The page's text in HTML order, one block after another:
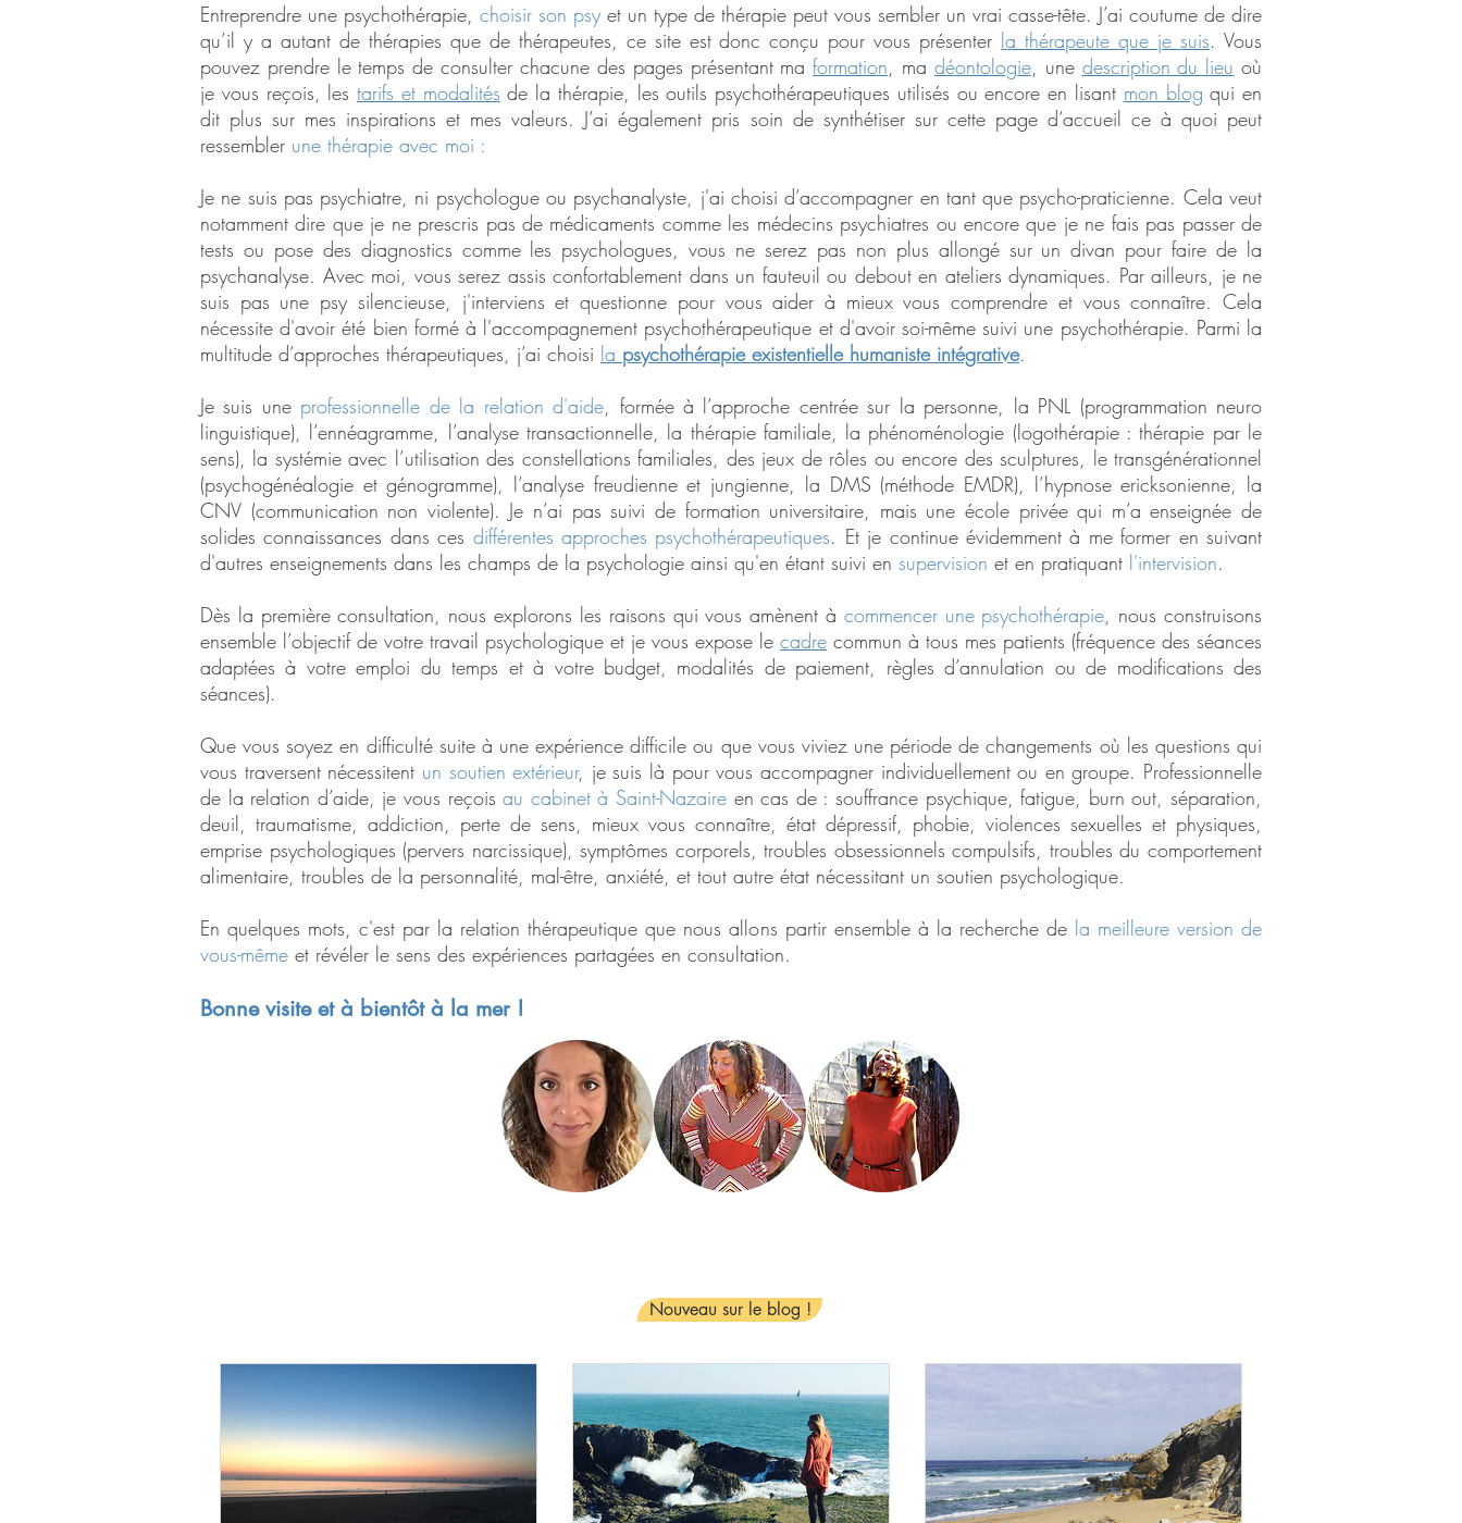
Entreprendre une psychothérapie, choisir son psy et un type de thérapie peut vous sembler un vrai casse-tête. J’ai coutume de dire
qu’il y a autant de thérapies que de thérapeutes, ce site est donc conçu pour vous présenter la thérapeute que je suis. Vous
pouvez prendre le temps de consulter chacune des pages présentant maformation, ma déontologie, une description du lieu où
je vous reçois, lestarifs et modalités de la thérapie, les outils psychothérapeutiques utilisés ou encore en lisant mon blog qui en
dit plus sur mes inspirations et mes valeurs. J’ai également pris soin de synthétiser sur cette page d’accueil ce à quoi peut
ressembler une thérapie avec moi :
Je ne suis pas psychiatre, ni psychologue ou psychanalyste, j'ai choisi d’accompagner en tant que psycho-praticienne. Cela veut
notamment dire que je ne prescris pas de médicaments comme les médecins psychiatres ou encore que je ne fais pas passer de
tests ou pose des diagnostics comme les psychologues, vous ne serez pas non plus allongé sur un divan pour faire de la
psychanalyse. Avec moi, vous serez assis confortablement dans un fauteuil ou debout en ateliers dynamiques. Par ailleurs, je ne
suis pas une psy silencieuse, j'interviens et questionne pour vous aider à mieux vous comprendre et vous connaître. Cela
nécessite d'avoir été bien formé à l'accompagnement psychothérapeutique et d'avoir soi-même suivi une psychothérapie. Parmi la
multitude d’approches thérapeutiques, j’ai choisi la psychothérapie existentielle humaniste intégrative.
Je suis une professionnelle de la relation d'aide, formée à l’approche centrée sur la personne, la PNL (programmation neuro
linguistique), l’ennéagramme, l’analyse transactionnelle, la thérapie familiale, la phénoménologie (logothérapie : thérapie par le
sens), la systémie avec l’utilisation des constellations familiales, des jeux de rôles ou encore des sculptures, le transgénérationnel
(psychogénéalogie et génogramme), l’analyse freudienne et jungienne, la DMS (méthode EMDR), l’hypnose ericksonienne, la
CNV (communication non violente). Je n’ai pas suivi de formation universitaire, mais une école privée qui m’a enseignée de
solides connaissances dans ces différentes approches psychothérapeutiques. Et je continue évidemment à me former en suivant
d'autres enseignements dans les champs de la psychologie ainsi qu'en étant suivi en supervision et en pratiquant l'intervision.
Dès la première consultation, nous explorons les raisons qui vous amènent à commencer une psychothérapie, nous construisons
ensemble l’objectif de votre travail psychologique et je vous expose le cadre commun à tous mes patients (fréquence des séances
adaptées à votre emploi du temps et à votre budget, modalités de paiement, règles d’annulation ou de modifications des
séances).
Que vous soyez en difficulté suite à une expérience difficile ou que vous viviez une période de changements où les questions qui
vous traversent nécessitent un soutien extérieur, je suis là pour vous accompagner individuellement ou en groupe. Professionnelle
de la relation d’aide, je vous reçoisau cabinet à Saint-Nazaire en cas de : souffrance psychique, fatigue, burn out, séparation,
deuil, traumatisme, addiction, perte de sens, mieux vous connaître, état dépressif, phobie, violences sexuelles et physiques,
emprise psychologiques (pervers narcissique), symptômes corporels, troubles obsessionnels compulsifs, troubles du comportement
alimentaire, troubles de la personnalité, mal-être, anxiété, et tout autre état nécessitant un soutien psychologique.
En quelques mots, c'est par la relation thérapeutique que nous allons partir ensemble à la recherche de la meilleure version de
vous-même et révéler le sens des expériences partagées en consultation.
Bonne visite et à bientôt à la mer !
Nouveau sur le blog !